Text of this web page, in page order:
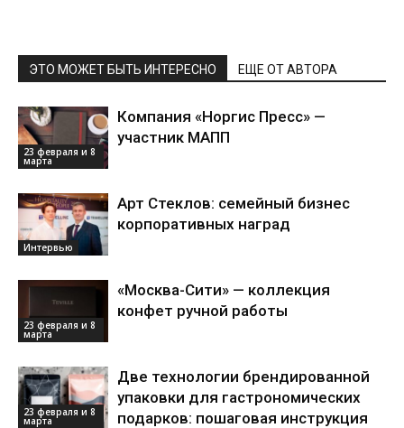
ЭТО МОЖЕТ БЫТЬ ИНТЕРЕСНО ЕЩЕ ОТ АВТОРА
23 февраля и 8
марта
Компания «Норгис Пресс» —
участник МАПП
Интервью
Арт Стеклов: семейный бизнес
корпоративных наград
23 февраля и 8
марта
«Москва-Сити» — коллекция
конфет ручной работы
23 февраля и 8
марта
Две технологии брендированной
упаковки для гастрономических
подарков: пошаговая инструкция